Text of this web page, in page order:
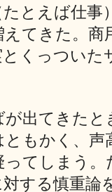
とえば仕事
てきた。商
くっついた
出てきたと
もかく、声
てしまう。
する慎重論